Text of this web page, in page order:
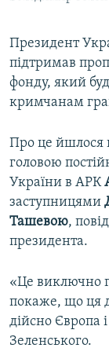
ІНФОГРАФІКА
Усі сайти
Президент
підтримав
фонду, який
кримчанам
Про це йшлося
головою
України в АРК
заступницями
Ташевою,
президента.
«Це виключно
покаже, що ця
дійсно Європа
Зеленського.